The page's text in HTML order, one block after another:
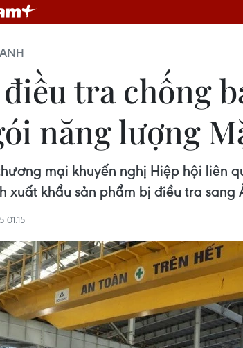
tra chống
năng lượng
mại khuyến nghị Hiệp hội liên
xuất khẩu sản phẩm bị điều tra sang